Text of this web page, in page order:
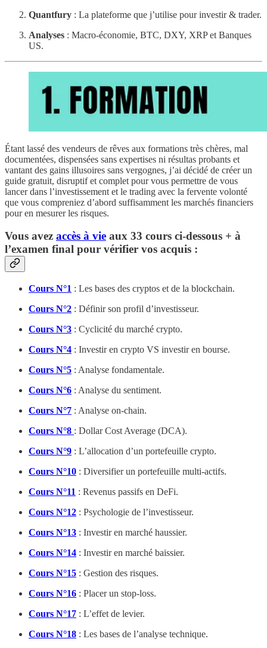
Quantfury : La plateforme que j’utilise pour investir & trader.
Analyses : Macro-économie, BTC, DXY, XRP et Banques
US.
Étant lassé des vendeurs de rêves aux formations très chères, mal
documentées, dispensées sans expertises ni résultas probants et
vantant des gains illusoires sans vergognes, j’ai décidé de créer un
guide gratuit, disruptif et complet pour vous permettre de vous
lancer dans l’investissement et le trading avec la fervente volonté
que vous compreniez d’abord suffisamment les marchés financiers
pour en mesurer les risques.
Vous avez accès à vie aux 33 cours ci-dessous + à
l’examen final pour vérifier vos acquis :
Cours N°1 : Les bases des cryptos et de la blockchain.
Cours N°2 : Définir son profil d’investisseur.
Cours N°3 : Cyclicité du marché crypto.
Cours N°4 : Investir en crypto VS investir en bourse.
Cours N°5 : Analyse fondamentale.
Cours N°6 : Analyse du sentiment.
Cours N°7 : Analyse on-chain.
Cours N°8 : Dollar Cost Average (DCA).
Cours N°9 : L’allocation d’un portefeuille crypto.
Cours N°10 : Diversifier un portefeuille multi-actifs.
Cours N°11 : Revenus passifs en DeFi.
Cours N°12 : Psychologie de l’investisseur.
Cours N°13 : Investir en marché haussier.
Cours N°14 : Investir en marché baissier.
Cours N°15 : Gestion des risques.
Cours N°16 : Placer un stop-loss.
Cours N°17 : L’effet de levier.
Cours N°18 : Les bases de l’analyse technique.